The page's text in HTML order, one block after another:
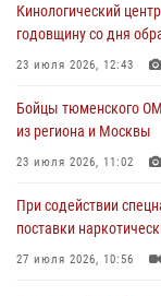
труженицу тыла из
04 августа 2026, 11:07
условиях в
04 августа 2026, 06:28
Кинологический
годовщину со дня
23 июля 2026, 12:43
Бойцы тюменского
из региона и Москвы
23 июля 2026, 11:02
При содействии
поставки
27 июля 2026, 10:56